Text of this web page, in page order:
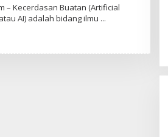
O
S
I
– Kecerdasan Buatan (Artificial
AI) adalah bidang ilmu